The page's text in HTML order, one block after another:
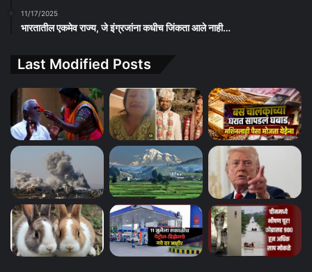
11/17/2025
भारतातील एकमेव राज्य, जे इंग्रजांना कधीच जिंकता आले नाही…
Last Modified Posts